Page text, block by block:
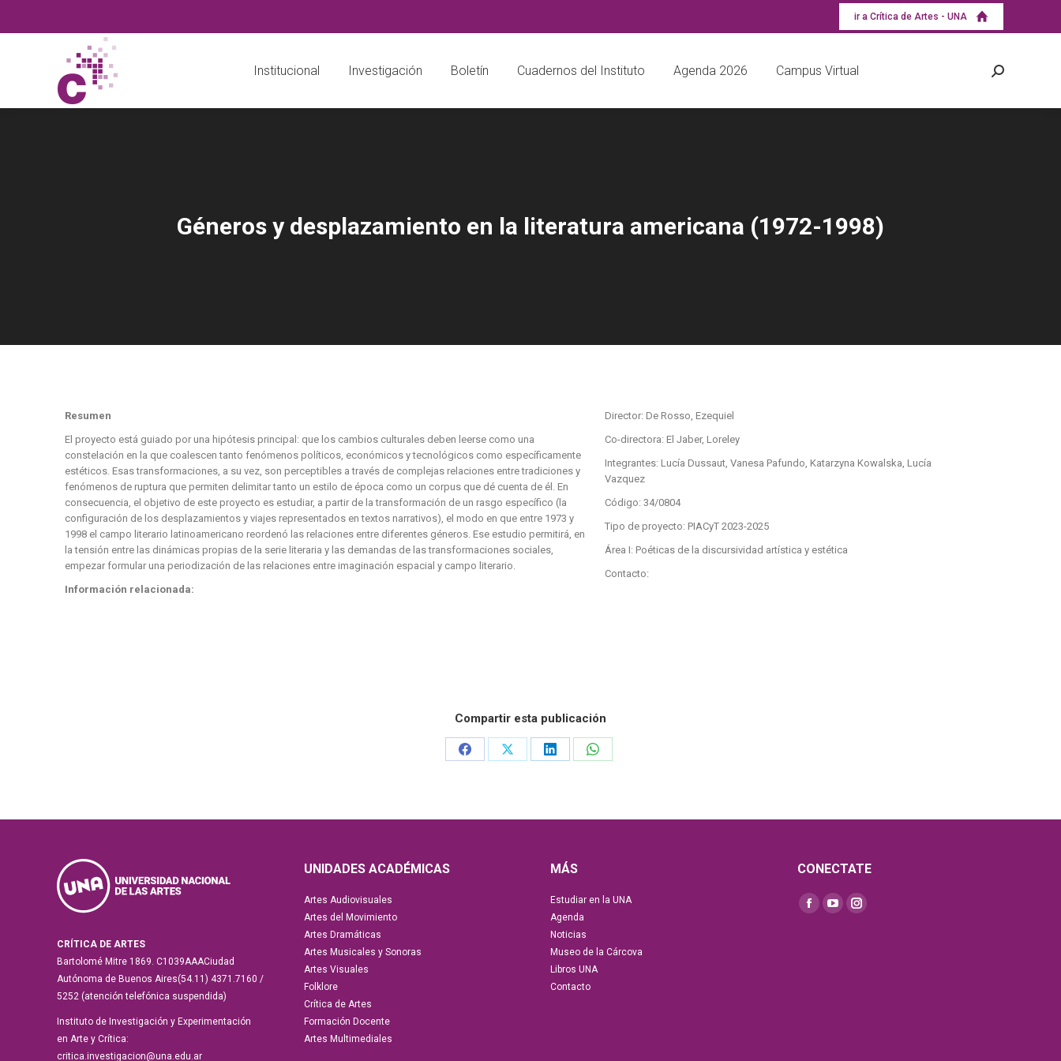
ir a Crítica de Artes - UNA
Institucional Investigación Boletín Cuadernos del Instituto Agenda 2026 Campus Virtual
Géneros y desplazamiento en la literatura americana (1972-1998)
Resumen
El proyecto está guiado por una hipótesis principal: que los cambios culturales deben leerse como una
constelación en la que coalescen tanto fenómenos políticos, económicos y tecnológicos como específicamente
estéticos. Esas transformaciones, a su vez, son perceptibles a través de complejas relaciones entre tradiciones y
fenómenos de ruptura que permiten delimitar tanto un estilo de época como un corpus que dé cuenta de él. En
consecuencia, el objetivo de este proyecto es estudiar, a partir de la transformación de un rasgo específico (la
configuración de los desplazamientos y viajes representados en textos narrativos), el modo en que entre 1973 y
1998 el campo literario latinoamericano reordenó las relaciones entre diferentes géneros. Ese estudio permitirá, en
la tensión entre las dinámicas propias de la serie literaria y las demandas de las transformaciones sociales,
empezar formular una periodización de las relaciones entre imaginación espacial y campo literario.
Información relacionada:
Director: De Rosso, Ezequiel
Co-directora: El Jaber, Loreley
Integrantes: Lucía Dussaut, Vanesa Pafundo, Katarzyna Kowalska, Lucía
Vazquez
Código: 34/0804
Tipo de proyecto: PIACyT 2023-2025
Área I: Poéticas de la discursividad artística y estética
Contacto:
Compartir esta publicación
CRÍTICA DE ARTES
Bartolomé Mitre 1869. C1039AAACiudad
Autónoma de Buenos Aires(54.11) 4371.7160 /
5252 (atención telefónica suspendida)
Instituto de Investigación y Experimentación
en Arte y Crítica:
critica.investigacion@una.edu.ar
UNIDADES ACADÉMICAS
Artes Audiovisuales
Artes del Movimiento
Artes Dramáticas
Artes Musicales y Sonoras
Artes Visuales
Folklore
Crítica de Artes
Formación Docente
Artes Multimediales
MÁS
Estudiar en la UNA
Agenda
Noticias
Museo de la Cárcova
Libros UNA
Contacto
CONECTATE
Find us on: